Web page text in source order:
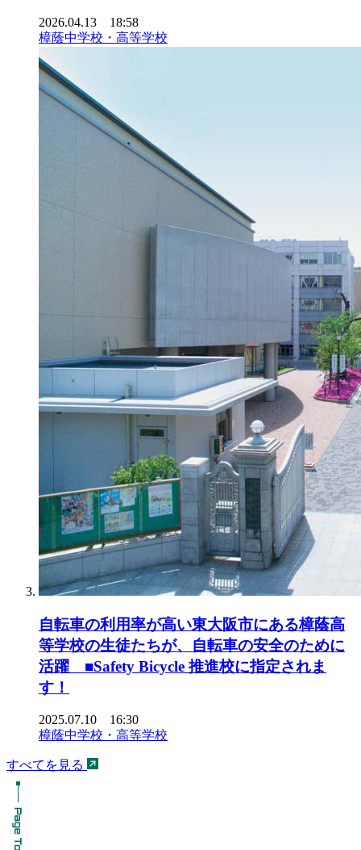
2026.04.13 18:58
樟蔭中学校・高等学校
自転車の利用率が高い東大阪市にある樟蔭高
等学校の生徒たちが、自転車の安全のために
活躍 ■Safety Bicycle 推進校に指定されま
す！
2025.07.10 16:30
樟蔭中学校・高等学校
すべてを見る